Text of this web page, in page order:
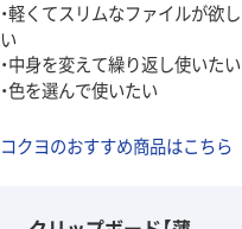
・軽くてスリムなファイルが欲し
い
・中身を変えて繰り返し使いたい
・色を選んで使いたい
コクヨのおすすめ商品はこちら